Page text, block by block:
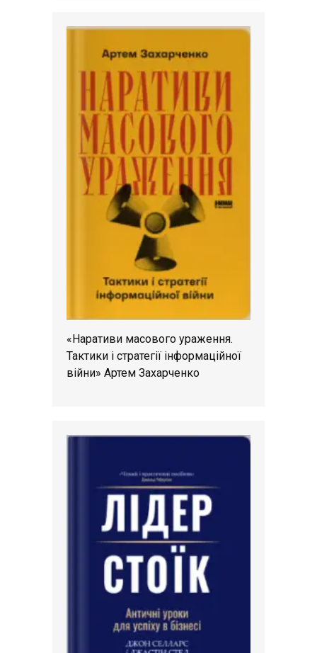
«Наративи масового ураження.
Тактики і стратегії інформаційної
війни» Артем Захарченко